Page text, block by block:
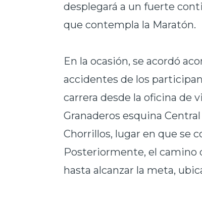
desplegará a un fuerte
que contempla la Maratón.
En la ocasión, se acordó
accidentes de los
carrera desde la oficina de
Granaderos esquina
Chorrillos, lugar en que se
Posteriormente, el camino
hasta alcanzar la meta,